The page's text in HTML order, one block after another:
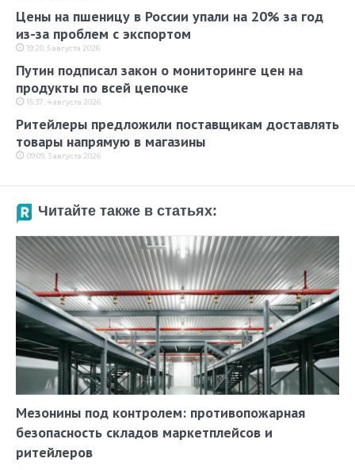
Цены на пшеницу в России упали на 20% за год
из-за проблем с экспортом
19:20, 5 августа 2026
Путин подписал закон о мониторинге цен на
продукты по всей цепочке
15:37, 4 августа 2026
Ритейлеры предложили поставщикам доставлять
товары напрямую в магазины
09:09, 3 августа 2026
Читайте также в статьях:
Мезонины под контролем: противопожарная
безопасность складов маркетплейсов и
ритейлеров